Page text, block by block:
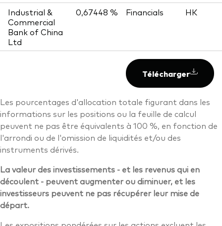
Industrial &
Commercial
Bank of China
Ltd
0,67448 % Financials HK
Télécharger
Les pourcentages d'allocation totale figurant dans les
informations sur les positions ou la feuille de calcul
peuvent ne pas être équivalents à 100 %, en fonction de
l'arrondi ou de l'omission de liquidités et/ou des
instruments dérivés.
La valeur des investissements - et les revenus qui en
découlent - peuvent augmenter ou diminuer, et les
investisseurs peuvent ne pas récupérer leur mise de
départ.